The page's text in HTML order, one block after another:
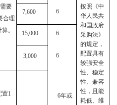
按照《中
华人民共
和国政府
采购法》
的规定，
配置具有
较强安全
性、稳定
性、兼容
性，且能
耗低、维
要
合理
。
7,600 6
15,000 6
3,000 6
置1 6年或